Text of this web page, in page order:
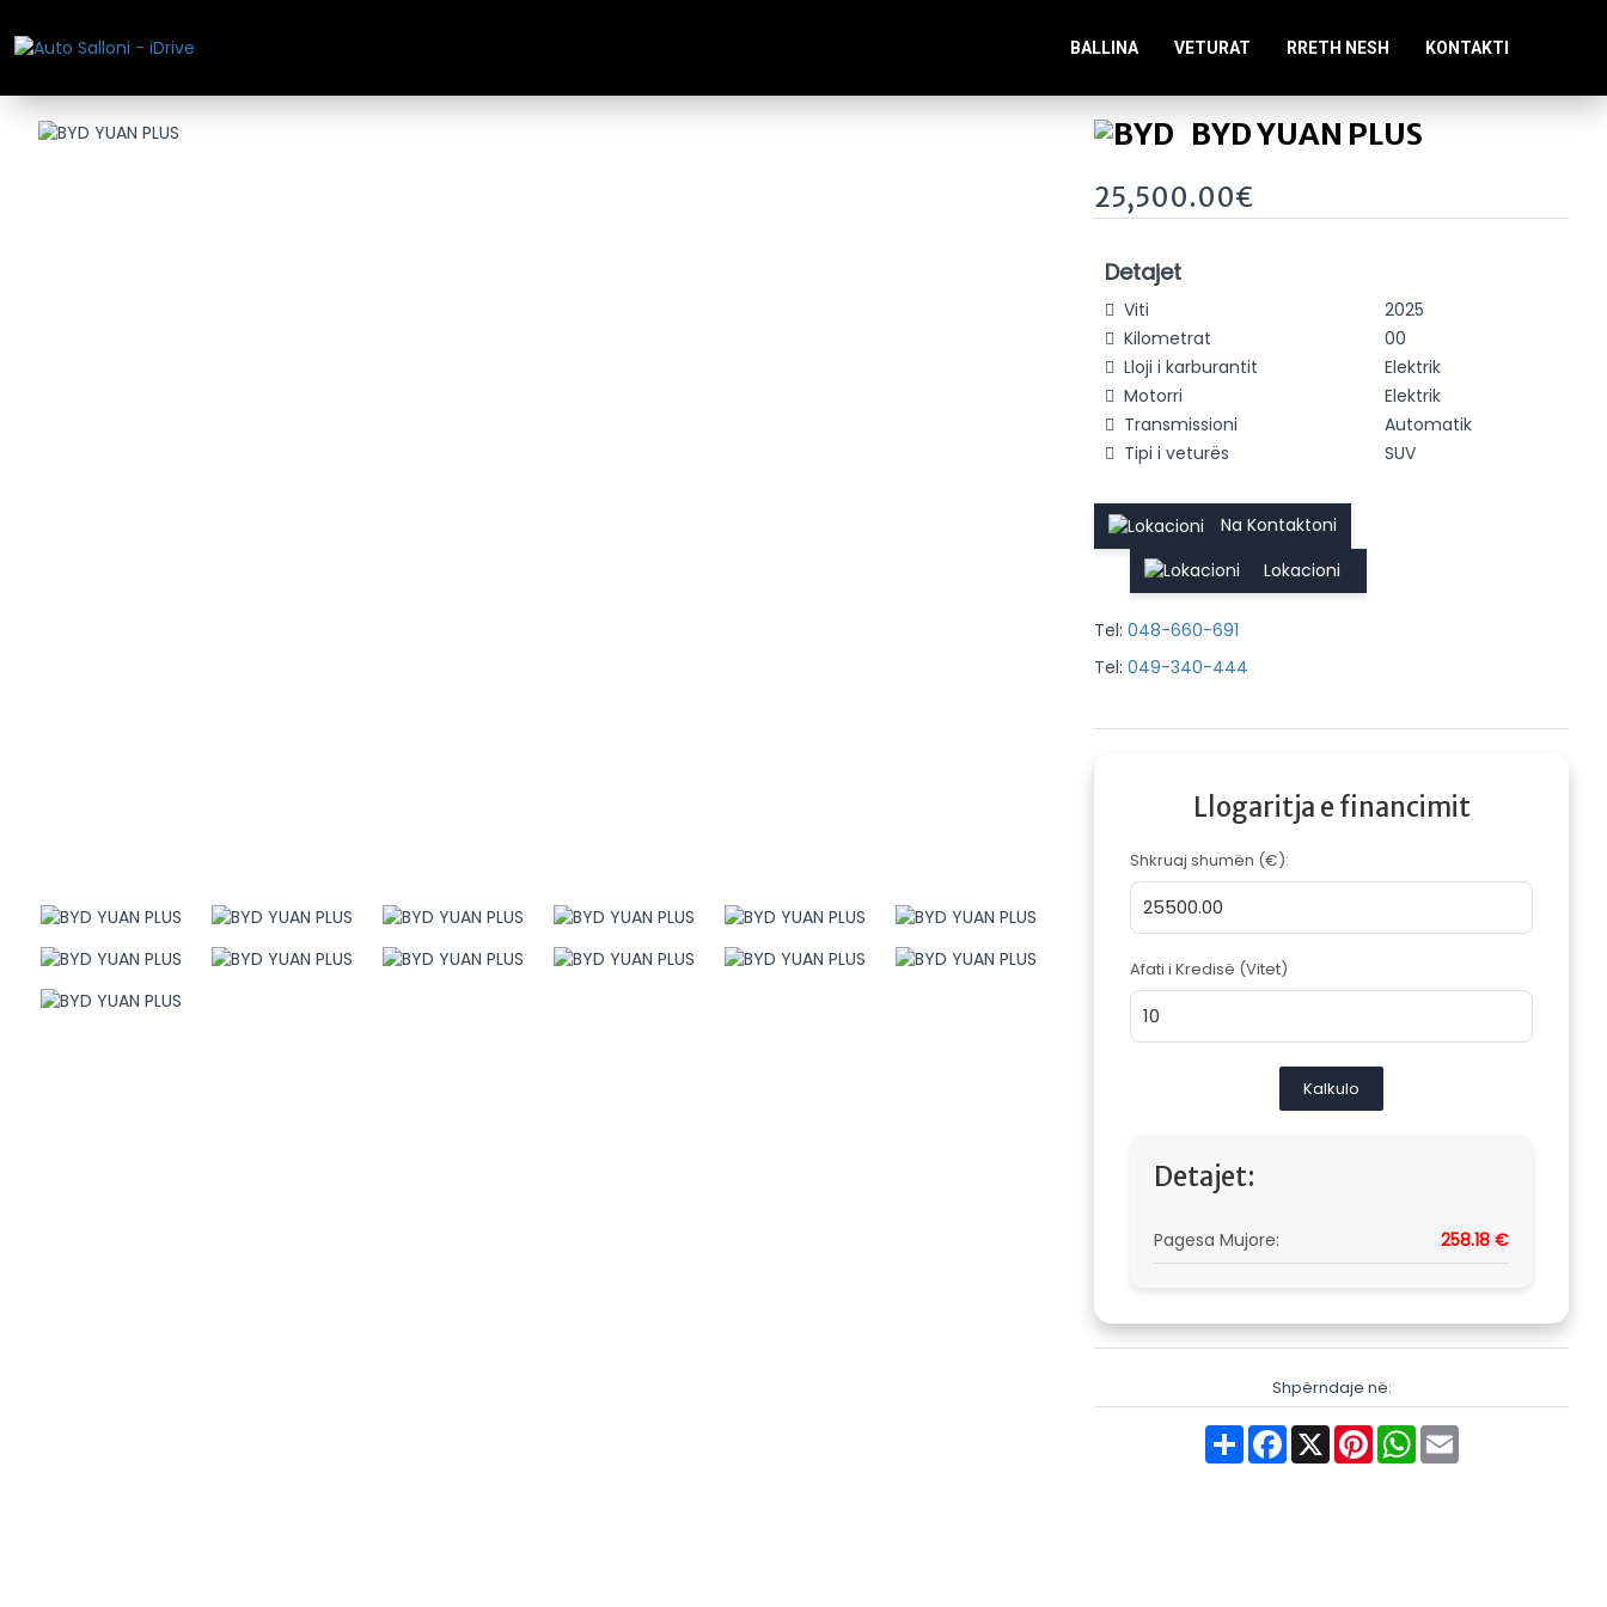
BALLINA VETURAT RRETH NESH KONTAKTI
BYD YUAN PLUS
Detajet
Viti
2025
Kilometrat
00
Lloji i karburantit
Elektrik
Motorri
Elektrik
Transmissioni
Automatik
Tipi i veturës
SUV
25,500.00€
Na Kontaktoni
Lokacioni
Tel:048-660-691
Tel:049-340-444
Llogaritja e financimit
Shkruaj shumën (€):
Afati i Kredisë (Vitet)
Kalkulo
Detajet:
Pagesa Mujore: 258.18 €
Shpërndaje në:
ShareFacebook
X PinterestWhatsApp
Email